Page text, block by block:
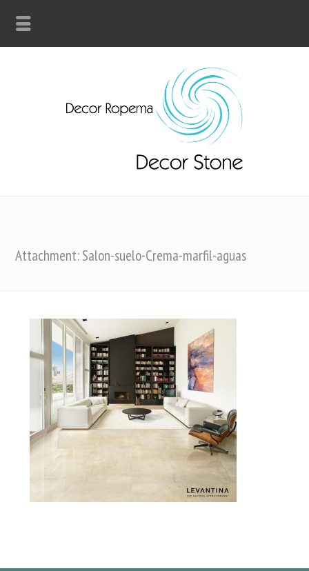
Attachment: Salon-suelo-Crema-marfil-aguas